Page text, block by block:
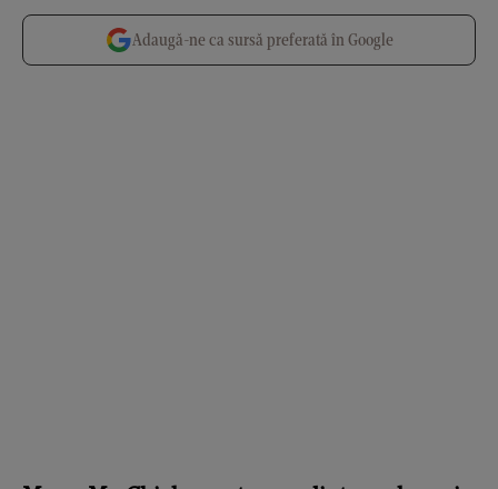
Adaugă-ne ca sursă preferată în Google